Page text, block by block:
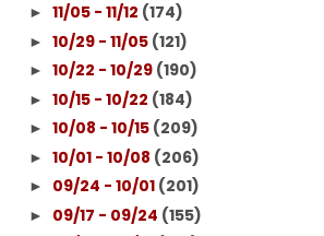
► 11/05 - 11/12 (174)
► 10/29 - 11/05 (121)
► 10/22 - 10/29 (190)
► 10/15 - 10/22 (184)
► 10/08 - 10/15 (209)
► 10/01 - 10/08 (206)
► 09/24 - 10/01 (201)
► 09/17 - 09/24 (155)